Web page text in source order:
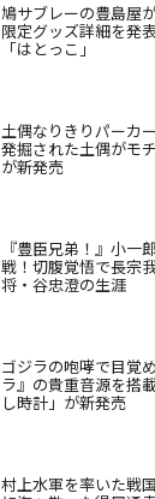
鳩サブレーの豊島屋
限定グッズ詳細を発
「はとっこ」
土偶なりきりパーカ
発掘された土偶がモ
が新発売
『豊臣兄弟！』小一
戦！切腹覚悟で長宗
将・谷忠澄の生涯
ゴジラの咆哮で目覚
ラ』の貴重音源を搭
し時計」が新発売
村上水軍を率いた戦